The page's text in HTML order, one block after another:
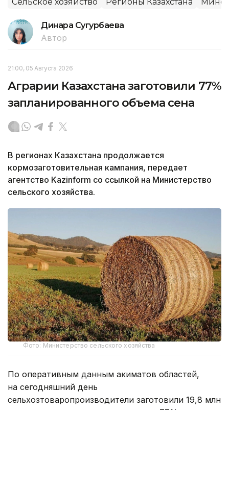
Динара Сугурбаева
Автор
21:00, 05 Августа 2026
Аграрии Казахстана заготовили 77%
запланированного объема сена
В регионах Казахстана продолжается
кормозаготовительная кампания, передает
агентство Kazinform со ссылкой на Министерство
сельского хозяйства.
Фото: Министерство сельского хозяйства
По оперативным данным акиматов областей,
на сегодняшний день
сельхозтоваропроизводители заготовили 19,8 млн
тонн кормов, что составляет около 77%